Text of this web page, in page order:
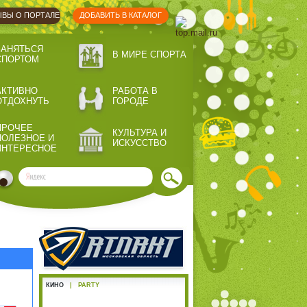
О ПОРТАЛЕ ДОБАВИТЬ В КАТАЛОГ
В МИРЕ СПОРТА
РАБОТА В
ГОРОДЕ
И
КУЛЬТУРА И
ИСКУССТВО
КИНО PARTY